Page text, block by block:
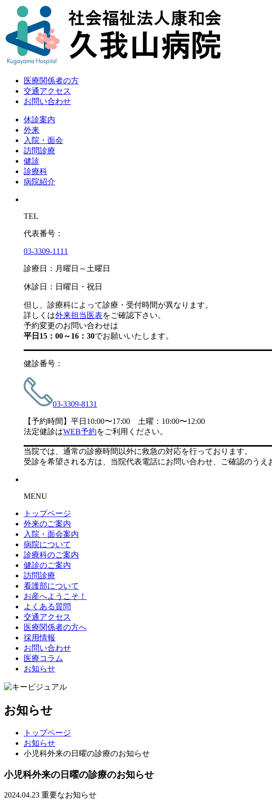
医療関係者の方
交通アクセス
お問い合わせ
休診案内
外来
入院・面会
訪問診療
健診
診療科
病院紹介
TEL
代表番号：
03-3309-1111
診療日：月曜日～土曜日
休診日：日曜日・祝日
但し、診療科によって診療・受付時間が異なります。
詳しくは外来担当医表をご確認下さい。
予約変更のお問い合わせは
平日15：00～16：30でお願いいたします。
健診番号：
03-3309-8131
【予約時間】平日10:00〜17:00 土曜：10:00〜12:00
法定健診はWEB予約をご利用ください。
当院では、通常の診療時間以外に救急の対応を行っております。
受診を希望される方は、当院代表電話にお問い合わせ、ご確認のうえ
MENU
トップページ
外来のご案内
入院・面会案内
病院について
診療科のご案内
健診のご案内
訪問診療
看護部について
お産へようこそ！
よくある質問
交通アクセス
医療関係者の方へ
採用情報
お問い合わせ
医療コラム
お知らせ
お知らせ
トップページ
お知らせ
小児科外来の日曜の診療のお知らせ
小児科外来の日曜の診療のお知らせ
2024.04.23 重要なお知らせ